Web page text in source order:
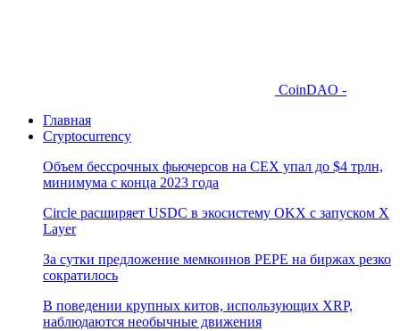
CoinDAO -
Главная
Cryptocurrency
Объем бессрочных фьючерсов на CEX упал до $4 трлн,
минимума с конца 2023 года
Circle расширяет USDC в экосистему OKX с запуском X
Layer
За сутки предложение мемкоинов PEPE на биржах резко
сократилось
В поведении крупных китов, использующих XRP,
наблюдаются необычные движения